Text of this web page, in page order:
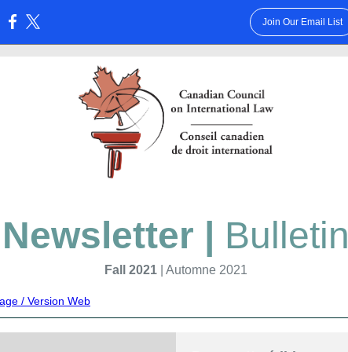
Join Our Email List
Newsletter | Bulletin
Fall 2021 | Automne 2021
/ Version Web